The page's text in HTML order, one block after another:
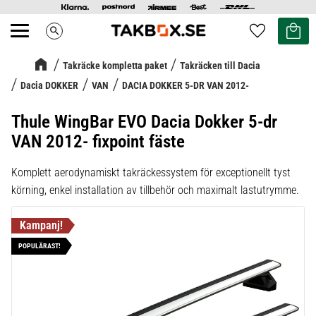
Meny search Favoriter
Kundvagn
Takräcke kompletta paket
Takräcken till Dacia
Dacia DOKKER
VAN DACIA DOKKER 5-DR VAN 2012-
Thule WingBar EVO Dacia Dokker 5-dr
VAN 2012- fixpoint fäste
Komplett aerodynamiskt takräckessystem för exceptionellt tyst
körning, enkel installation av tillbehör och maximalt lastutrymme.
POPULÄRAST!